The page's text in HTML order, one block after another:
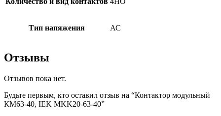
Тип напяжения АС
Отзывы
Отзывов пока нет.
Будьте первым, кто оставил отзыв на “Контактор модульный
КМ63-40, IEK MKK20-63-40”